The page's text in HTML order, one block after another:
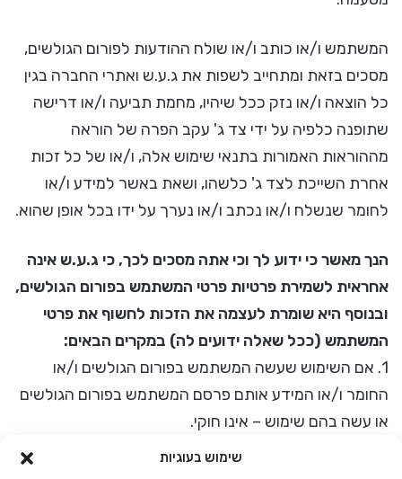
שימוש בעוגיות
המשתמש ו/או כותב ו/או שולח ההודעות לפורום הגולשים,
מסכים בזאת ומתחייב לשפות את ג.ע.ש ואתרי החברה בגין
כל הוצאה ו/או נזק ככל שיהיו, מחמת תביעה ו/או דרישה
שתופנה כלפיה על ידי צד ג' עקב הפרה של הוראה
מההוראות האמורות בתנאי שימוש אלה, ו/או של כל זכות
אחרת השייכת לצד ג' כלשהו, ושאת באשר למידע ו/או
לחומר שנשלח ו/או נכתב ו/או נערך על ידו בכל אופן שהוא.
הנך מאשר כי ידוע לך וכי אתה מסכים לכך, כי ג.ע.ש אינה
אחראית לשמירת פרטיות פרטי המשתמש בפורום הגולשים,
ובנוסף היא שומרת לעצמה את הזכות לחשוף את פרטי
המשתמש (ככל שאלה ידועים לה) במקרים הבאים:
1. אם השימוש שעשה המשתמש בפורום הגולשים ו/או
החומר ו/או המידע אותם פרסם המשתמש בפורום הגולשים
או עשה בהם שימוש – אינו חוקי.